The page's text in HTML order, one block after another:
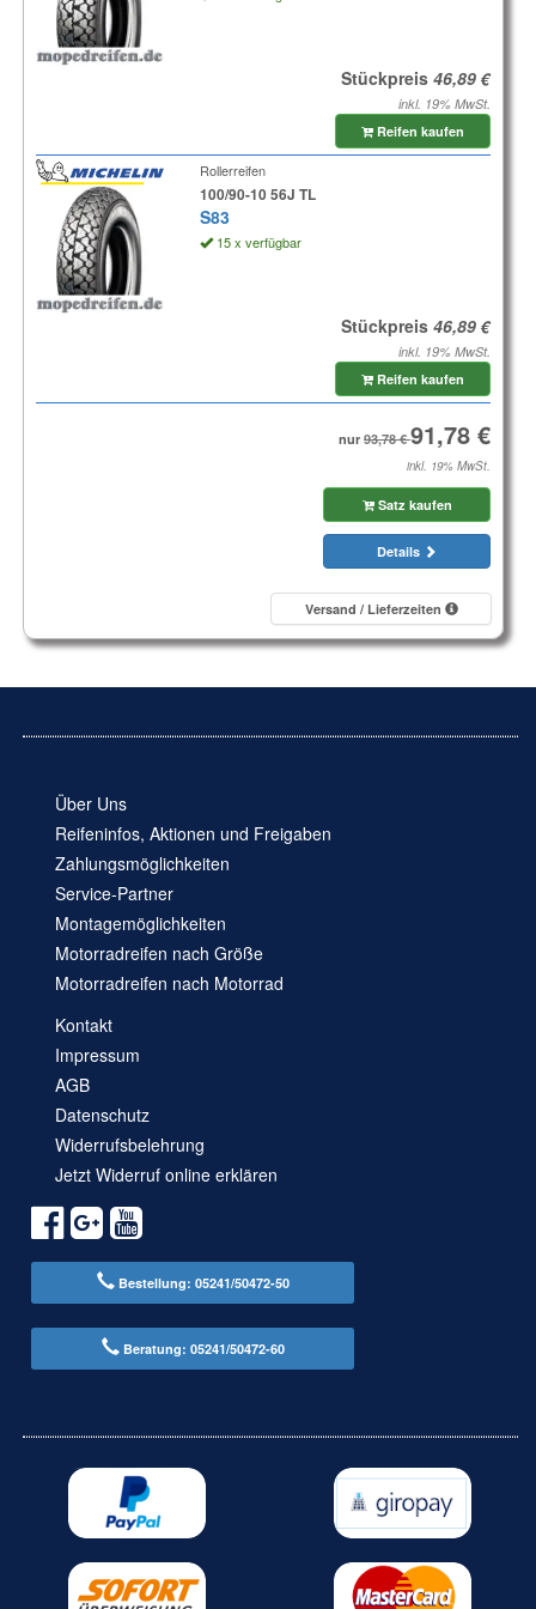
Stückpreis
inkl. 19% MwSt.
Reifen kaufen
Rollerreifen
100/90-10 56J TL
S83
15 x verfügbar
Stückpreis
inkl. 19% MwSt.
Reifen kaufen
nur
inkl. 19% MwSt.
Satz kaufen
Details
Versand / Lieferzeiten
Über Uns
Reifeninfos, Aktionen und Freigaben
Zahlungsmöglichkeiten
Service-Partner
Montagemöglichkeiten
Motorradreifen nach Größe
Motorradreifen nach Motorrad
Kontakt
Impressum
AGB
Datenschutz
Widerrufsbelehrung
Jetzt Widerruf online erklären
Bestellung: 05241/50472-50
Beratung: 05241/50472-60